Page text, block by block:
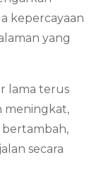
kepercayaan
yang
lama terus
meningkat,
secara